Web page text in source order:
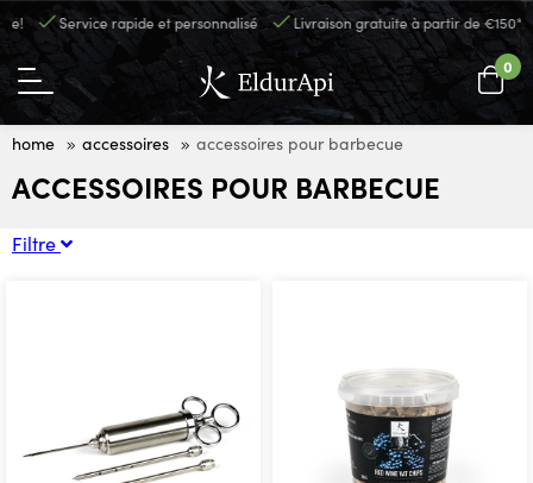
Service rapide et personnalisé Livraison gratuite à partir de €150*
0
home accessoires accessoires pour barbecue
ACCESSOIRES POUR BARBECUE
Filtre
Appliquer le filtre
ACCESSOIRES POUR BARBECUE